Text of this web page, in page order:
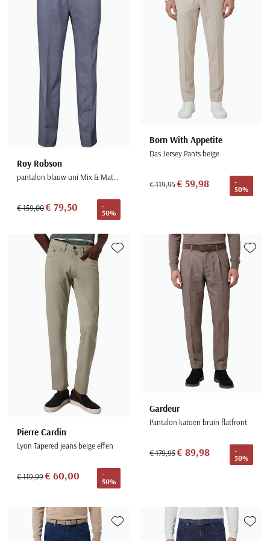
Roy Robson
pantalon blauw uni Mix & Match
€ 159,00€ 79,50
-
50%
Born With Appetite
Das Jersey Pants beige
€ 119,95€ 59,98
-
50%
Pierre Cardin
Lyon Tapered jeans beige effen
€ 119,99€ 60,00
-
50%
Toevoegen aan favorieten
Gardeur
Pantalon katoen bruin flatfront
€ 179,95€ 89,98
-
50%
Toevoegen aan favorieten